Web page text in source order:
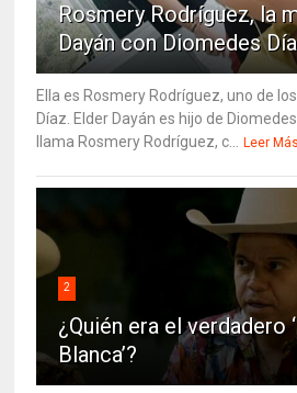
Rosmery Rodríguez, la
Dayán con Diomedes
Ella es Rosmery Rodríguez, uno de
Díaz. Elder Dayán es hijo de
llama Rosmery Rodríguez, c... Leer Más
2
¿Quién era el verdadero
Blanca’?